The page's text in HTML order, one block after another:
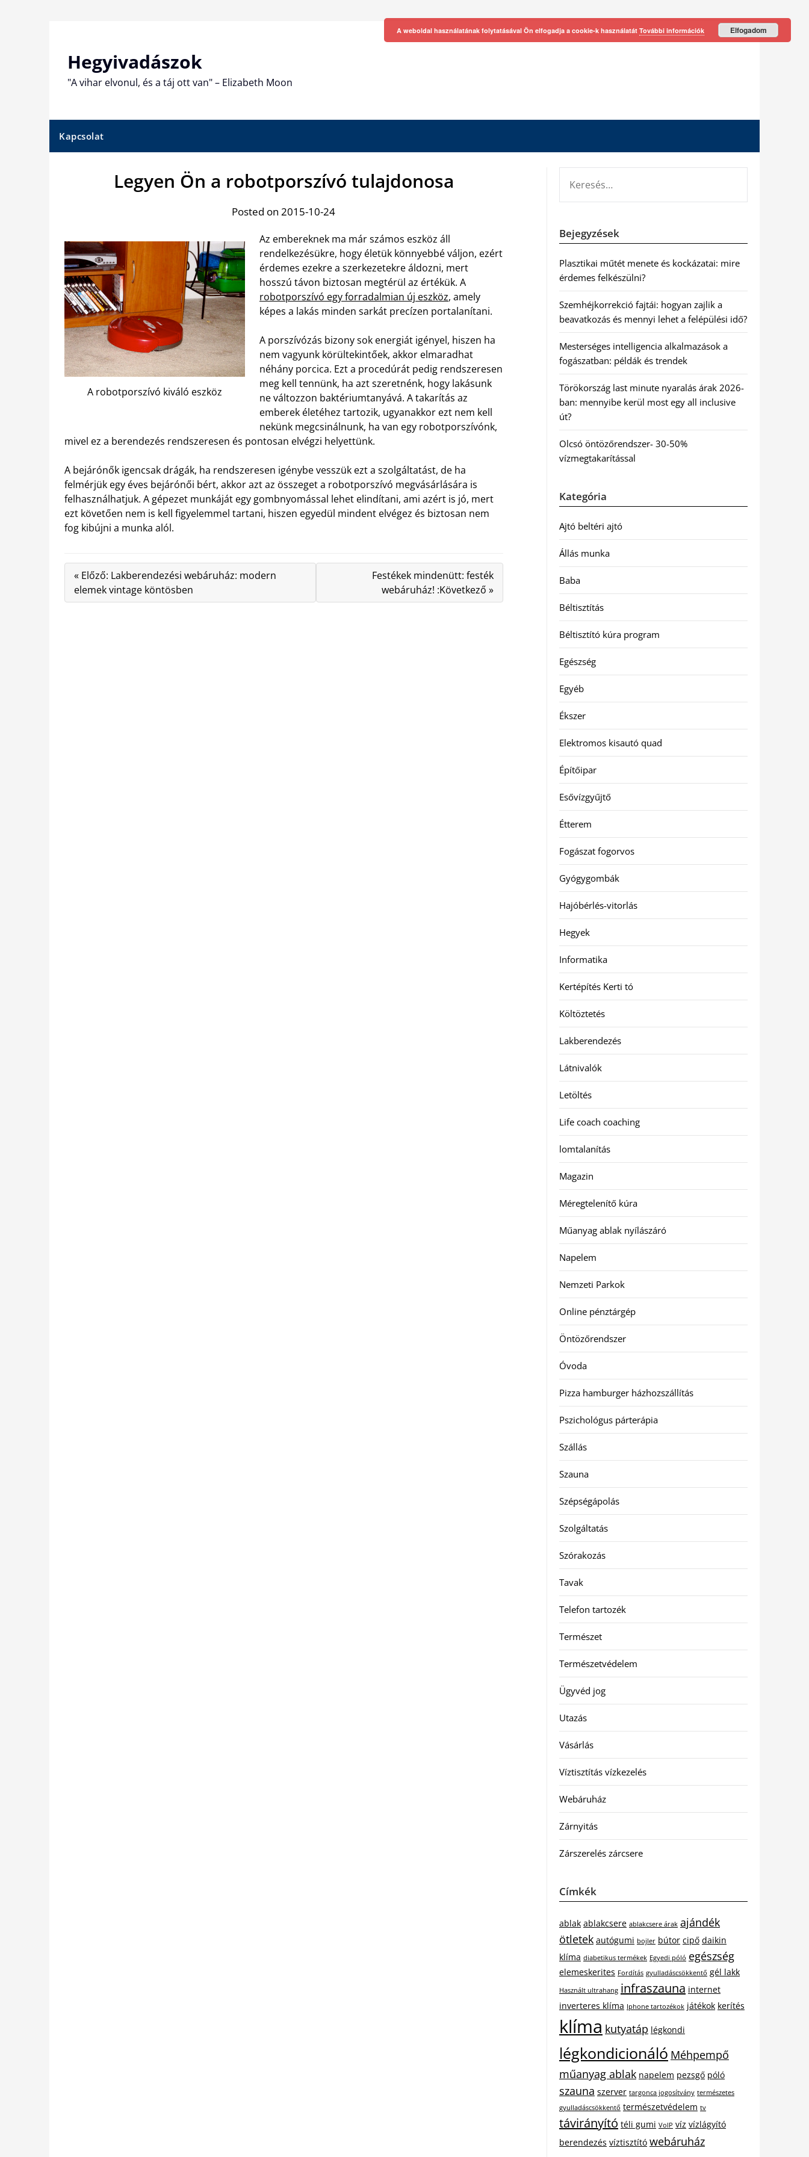
Hegyivadászok
"A vihar elvonul, és a táj ott van" – Elizabeth Moon
Kapcsolat
Legyen Ön a robotporszívó tulajdonosa
Posted on 2015-10-24
A robotporszívó kiváló eszköz
Az embereknek ma már számos eszköz áll
rendelkezésükre, hogy életük könnyebbé váljon, ezért
érdemes ezekre a szerkezetekre áldozni, mert
hosszú távon biztosan megtérül az értékük. A
robotporszívó egy forradalmian új eszköz, amely
képes a lakás minden sarkát precízen portalanítani.
A porszívózás bizony sok energiát igényel, hiszen ha
nem vagyunk körültekintőek, akkor elmaradhat
néhány porcica. Ezt a procedúrát pedig rendszeresen
meg kell tennünk, ha azt szeretnénk, hogy lakásunk
ne változzon baktériumtanyává. A takarítás az
emberek életéhez tartozik, ugyanakkor ezt nem kell
nekünk megcsinálnunk, ha van egy robotporszívónk,
mivel ez a berendezés rendszeresen és pontosan elvégzi helyettünk.
A bejárónők igencsak drágák, ha rendszeresen igénybe vesszük ezt a szolgáltatást, de ha
felmérjük egy éves bejárónői bért, akkor azt az összeget a robotporszívó megvásárlására is
felhasználhatjuk. A gépezet munkáját egy gombnyomással lehet elindítani, ami azért is jó, mert
ezt követően nem is kell figyelemmel tartani, hiszen egyedül mindent elvégez és biztosan nem
fog kibújni a munka alól.
« Előző: Lakberendezési webáruház: modern
elemek vintage köntösben
Festékek mindenütt: festék
webáruház! :Következő »
Bejegyzések
Plasztikai műtét menete és kockázatai: mire
érdemes felkészülni?
Szemhéjkorrekció fajtái: hogyan zajlik a
beavatkozás és mennyi lehet a felépülési idő?
Mesterséges intelligencia alkalmazások a
fogászatban: példák és trendek
Törökország last minute nyaralás árak 2026-
ban: mennyibe kerül most egy all inclusive
út?
Olcsó öntözőrendszer- 30-50%
vízmegtakarítással
Kategória
Ajtó beltéri ajtó
Állás munka
Baba
Béltisztítás
Béltisztító kúra program
Egészség
Egyéb
Ékszer
Elektromos kisautó quad
Építőipar
Esővízgyűjtő
Étterem
Fogászat fogorvos
Gyógygombák
Hajóbérlés-vitorlás
Hegyek
Informatika
Kertépítés Kerti tó
Költöztetés
Lakberendezés
Látnivalók
Letöltés
Life coach coaching
lomtalanítás
Magazin
Méregtelenítő kúra
Műanyag ablak nyílászáró
Napelem
Nemzeti Parkok
Online pénztárgép
Öntözőrendszer
Óvoda
Pizza hamburger házhozszállítás
Pszichológus párterápia
Szállás
Szauna
Szépségápolás
Szolgáltatás
Szórakozás
Tavak
Telefon tartozék
Természet
Természetvédelem
Ügyvéd jog
Utazás
Vásárlás
Víztisztítás vízkezelés
Webáruház
Zárnyitás
Zárszerelés zárcsere
Címkék
ablak ablakcsere ablakcsere árak ajándék
ötletek autógumi bojler bútor cipő daikin
klíma diabetikus termékek Egyedi póló egészség
elemeskerites Fordítás gyulladáscsökkentő gél lakk
Használt ultrahang infraszauna internet
inverteres klíma Iphone tartozékok játékok kerítés
klíma kutyatáp légkondi
légkondicionáló Méhpempő
műanyag ablak napelem pezsgő póló
szauna szerver targonca jogosítvány természetes
gyulladáscsökkentő természetvédelem tv
távirányító téli gumi VoIP víz vízlágyító
berendezés víztisztító webáruház
A weboldal használatának folytatásával Ön elfogadja a cookie-k használatát További információk Elfogadom